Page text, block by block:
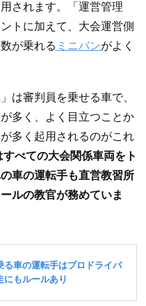
されます。「運営管理
トに加えて、大会運営側
が乗れる ミニバンがよく
は審判員を乗せる車で、
多く、よく目立つことか
多く起用されるのがこれ
べての大会関係車両をト
車の運転手も直営教習所
ルの教官が務めていま